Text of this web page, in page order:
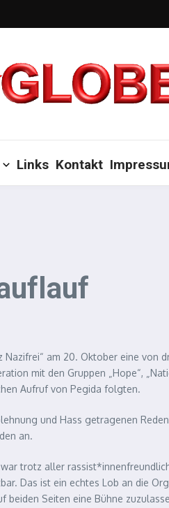
Links Kontakt
am 20. Oktober eine
mit den Gruppen „Hope“,
Aufruf von Pegida folgten.
und Hass getragenen
an.
trotz aller
Das ist ein echtes Lob an die
Seiten eine Bühne